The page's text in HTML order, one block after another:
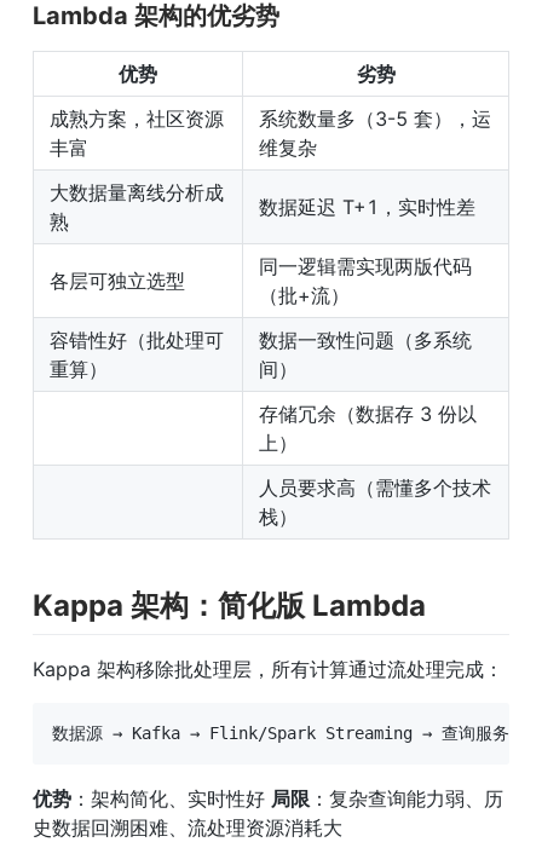
Lambda 架构的优劣势
优势
劣势
成熟方案，社区资源
丰富
系统数量多（3-5 套），运
维复杂
大数据量离线分析成
熟
数据延迟 T+1，实时性差
各层可独立选型
同一逻辑需实现两版代码
（批+流）
容错性好（批处理可
重算）
数据一致性问题（多系统
间）
存储冗余（数据存 3 份以
上）
人员要求高（需懂多个技术
栈）
Kappa 架构：简化版 Lambda
Kappa 架构移除批处理层，所有计算通过流处理完成：
数据源 → Kafka → Flink/Spark Streaming → 查询服务
优势 ：架构简化、实时性好 局限 ：复杂查询能力弱、历
史数据回溯困难、流处理资源消耗大